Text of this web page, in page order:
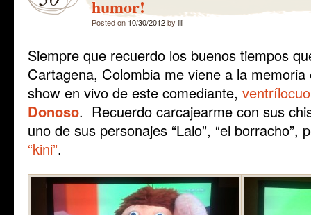
humor!
Posted on 10/30/2012by lili
Siempre que recuerdo los buenos tiempos
Cartagena, Colombia me viene a la
show en vivo de este comediante,
Donoso. Recuerdo carcajearme con sus
uno de sus personajes “Lalo”, “el
“kini”.